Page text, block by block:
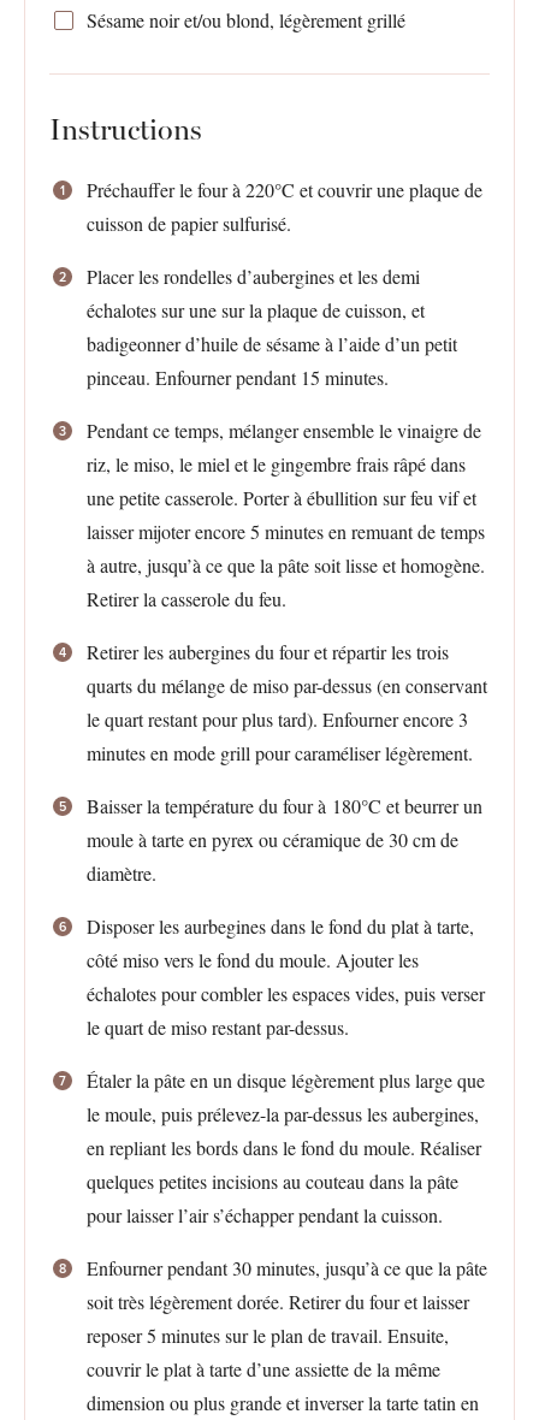
Sésame noir et/ou blond, légèrement grillé
Instructions
Préchauffer le four à 220°C et couvrir une plaque de
cuisson de papier sulfurisé.
Placer les rondelles d’aubergines et les demi
échalotes sur une sur la plaque de cuisson, et
badigeonner d’huile de sésame à l’aide d’un petit
pinceau. Enfourner pendant 15 minutes.
Pendant ce temps, mélanger ensemble le vinaigre de
riz, le miso, le miel et le gingembre frais râpé dans
une petite casserole. Porter à ébullition sur feu vif et
laisser mijoter encore 5 minutes en remuant de temps
à autre, jusqu’à ce que la pâte soit lisse et homogène.
Retirer la casserole du feu.
Retirer les aubergines du four et répartir les trois
quarts du mélange de miso par-dessus (en conservant
le quart restant pour plus tard). Enfourner encore 3
minutes en mode grill pour caraméliser légèrement.
Baisser la température du four à 180°C et beurrer un
moule à tarte en pyrex ou céramique de 30 cm de
diamètre.
Disposer les aurbegines dans le fond du plat à tarte,
côté miso vers le fond du moule. Ajouter les
échalotes pour combler les espaces vides, puis verser
le quart de miso restant par-dessus.
Étaler la pâte en un disque légèrement plus large que
le moule, puis prélevez-la par-dessus les aubergines,
en repliant les bords dans le fond du moule. Réaliser
quelques petites incisions au couteau dans la pâte
pour laisser l’air s’échapper pendant la cuisson.
Enfourner pendant 30 minutes, jusqu’à ce que la pâte
soit très légèrement dorée. Retirer du four et laisser
reposer 5 minutes sur le plan de travail. Ensuite,
couvrir le plat à tarte d’une assiette de la même
dimension ou plus grande et inverser la tarte tatin en